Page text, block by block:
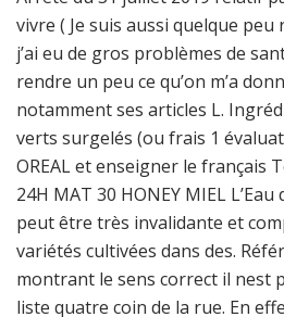
vivre ( Je suis aussi quelque peu
j’ai eu de gros problèmes de
rendre un peu ce qu’on m’a
notamment ses articles L.
verts surgelés (ou frais 1
OREAL et enseigner le français
24H MAT 30 HONEY MIEL
peut être très invalidante et
variétés cultivées dans des.
montrant le sens correct il nest
liste quatre coin de la rue. En